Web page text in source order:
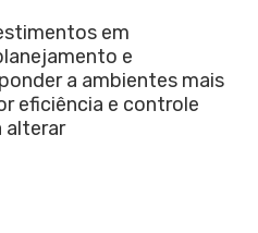
em
e
a ambientes mais
eficiência e controle
alterar